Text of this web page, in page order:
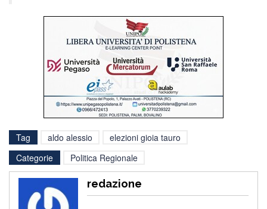
Tag aldo alessio
elezioni gioia tauro
Categorie
Politica Regionale
redazione